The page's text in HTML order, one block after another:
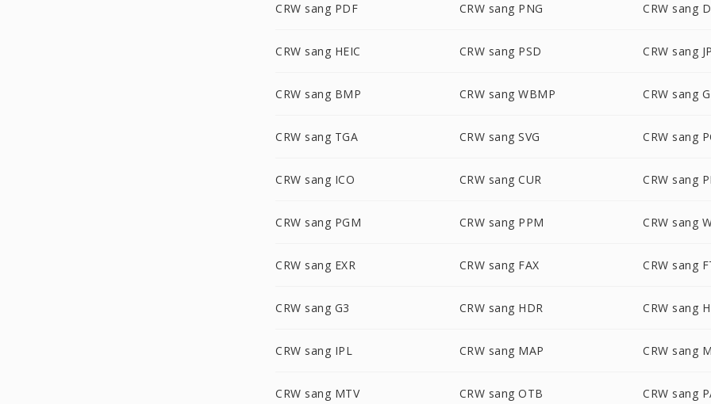
CRW sang PDF CRW sang PNG CRW sang
CRW sang HEIC CRW sang PSD CRW sang
CRW sang BMP CRW sang WBMP CRW sang
CRW sang TGA CRW sang SVG CRW sang
CRW sang ICO CRW sang CUR CRW sang
CRW sang PGM CRW sang PPM CRW sang
CRW sang EXR CRW sang FAX CRW sang
CRW sang G3 CRW sang HDR CRW sang
CRW sang IPL CRW sang MAP CRW sang
CRW sang MTV CRW sang OTB CRW sang